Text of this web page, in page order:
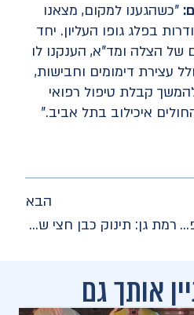
"כשהגענו למקום, מצאנו
חודרות בפלג גופו העליון. יחד
של הצלה ומד"א, הענקנו לו
עצירת דימומים וחבישות,
קבלת טיפול רפואי
איכילוב בתל אביב."
כביש 471: שני רוכבי אופנוע פונו במצב קשה ובינוני לאחר שנפגעו בתאונת דרכים
הבא
רמת גן: תינוק כבן חצי שנה פונה במצב אנוש לאחר שאיבד הכרה
אותך גם